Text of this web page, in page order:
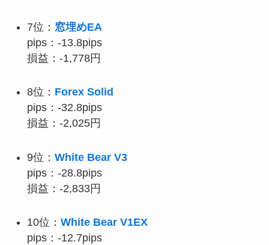
7位： 窓埋めEA
pips：-13.8pips
損益：-1,778円
8位： Forex Solid
pips：-32.8pips
損益：-2,025円
9位： White Bear V3
pips：-28.8pips
損益：-2,833円
10位： White Bear V1EX
pips：-12.7pips